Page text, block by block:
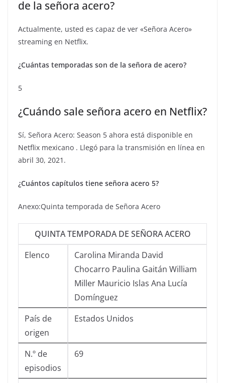
de la señora acero?
Actualmente, usted es capaz de ver «Señora Acero»
streaming en Netflix.
¿Cuántas temporadas son de la señora de acero?
5
¿Cuándo sale señora acero en Netflix?
Sí, Señora Acero: Season 5 ahora está disponible en
Netflix mexicano . Llegó para la transmisión en línea en
abril 30, 2021.
¿Cuántos capítulos tiene señora acero 5?
Anexo:Quinta temporada de Señora Acero
QUINTA TEMPORADA DE SEÑORA ACERO
Elenco
Carolina Miranda David
Chocarro Paulina Gaitán William
Miller Mauricio Islas Ana Lucía
Domínguez
País de
origen
Estados Unidos
N.º de
episodios
69